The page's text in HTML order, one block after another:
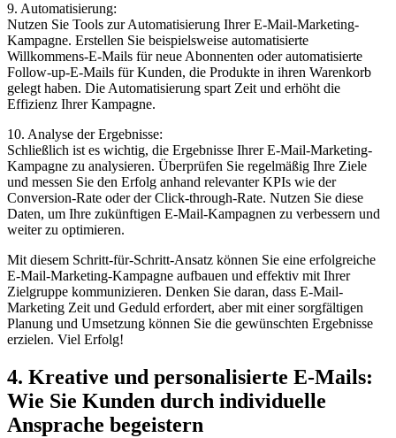
9. Automatisierung:
Nutzen Sie Tools zur Automatisierung Ihrer E-Mail-Marketing-
Kampagne. Erstellen Sie beispielsweise automatisierte
Willkommens-E-Mails für neue Abonnenten oder automatisierte
Follow-up-E-Mails für Kunden, die Produkte in ihren Warenkorb
gelegt haben. Die Automatisierung spart Zeit und erhöht die
Effizienz Ihrer Kampagne.
10. Analyse der Ergebnisse:
Schließlich ist es wichtig, die Ergebnisse Ihrer E-Mail-Marketing-
Kampagne zu analysieren. Überprüfen Sie regelmäßig Ihre Ziele
und messen Sie den Erfolg anhand relevanter KPIs wie der
Conversion-Rate oder der Click-through-Rate. Nutzen Sie diese
Daten, um Ihre zukünftigen E-Mail-Kampagnen zu verbessern und
weiter zu optimieren.
Mit diesem Schritt-für-Schritt-Ansatz können Sie eine erfolgreiche
E-Mail-Marketing-Kampagne aufbauen und effektiv mit Ihrer
Zielgruppe kommunizieren. Denken Sie daran, dass E-Mail-
Marketing Zeit und Geduld erfordert, aber mit einer sorgfältigen
Planung und Umsetzung können Sie die gewünschten Ergebnisse
erzielen. Viel Erfolg!
4. Kreative und personalisierte E-Mails:
Wie Sie Kunden durch individuelle
Ansprache begeistern